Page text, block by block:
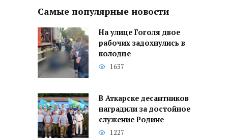
Самые популярные новости
На улице Гоголя двое
рабочих задохнулись в
колодце
1637
В Аткарске десантников
наградили за достойное
служение Родине
1227